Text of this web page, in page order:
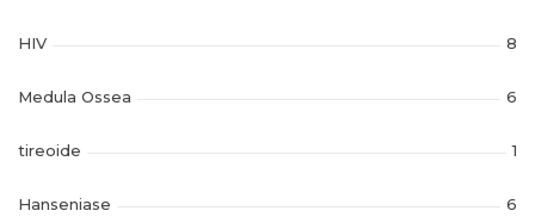
HIV 8
Medula Ossea 6
tireoide 1
Hanseniase 6